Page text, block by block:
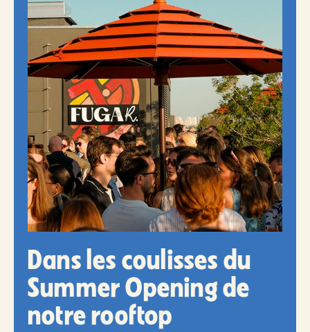
Dans les coulisses du
Summer Opening de
notre rooftop